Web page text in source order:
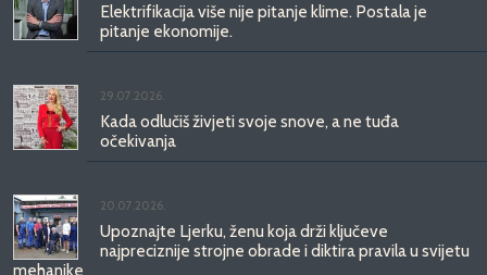
Elektrifikacija više nije pitanje klime. Postala je
pitanje ekonomije.
29.07.2026.
Kada odlučiš živjeti svoje snove, a ne tuđa
očekivanja
20.07.2026.
Upoznajte Ljerku, ženu koja drži ključeve
najpreciznije strojne obrade i diktira pravila u svijetu
mehanike